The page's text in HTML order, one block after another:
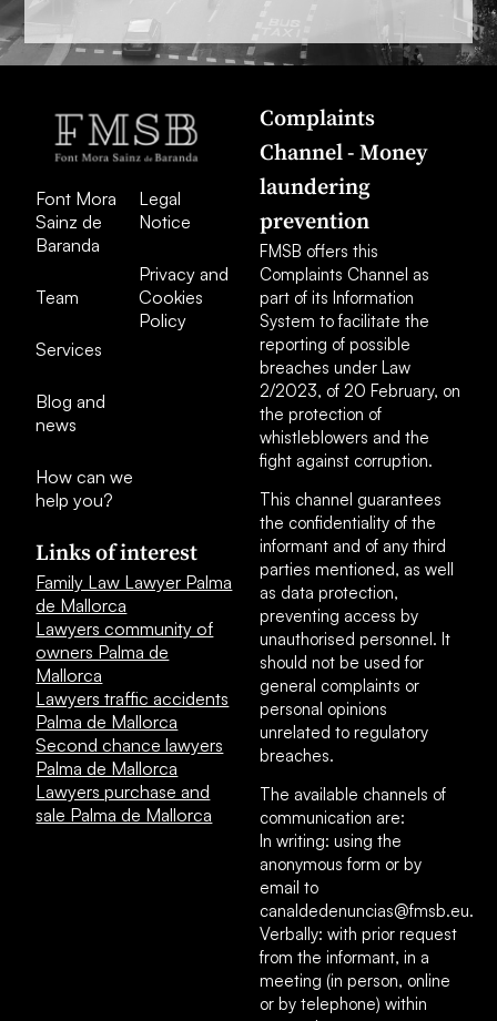
Font Mora
Sainz de
Baranda
Team
Services
Blog and
news
How can we
help you?
Legal
Notice
Privacy and
Cookies
Policy
Links of interest
Family Law Lawyer Palma
de Mallorca
Lawyers community of
owners Palma de
Mallorca
Lawyers traffic accidents
Palma de Mallorca
Second chance lawyers
Palma de Mallorca
Lawyers purchase and
sale Palma de Mallorca
Complaints
Channel - Money
laundering
prevention
FMSB offers this
Complaints Channel as
part of its Information
System to facilitate the
reporting of possible
breaches under Law
2/2023, of 20 February, on
the protection of
whistleblowers and the
fight against corruption.
This channel guarantees
the confidentiality of the
informant and of any third
parties mentioned, as well
as data protection,
preventing access by
unauthorised personnel. It
should not be used for
general complaints or
personal opinions
unrelated to regulatory
breaches.
The available channels of
communication are:
In writing: using the
anonymous form or by
email to
canaldedenuncias@fmsb.eu.
Verbally: with prior request
from the informant, in a
meeting (in person, online
or by telephone) within